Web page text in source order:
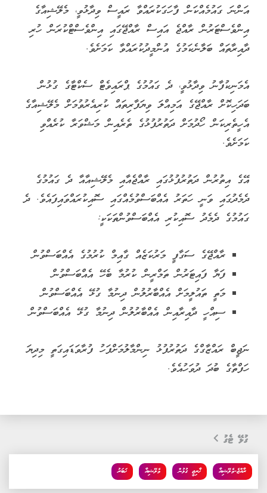
އަންނަ ގައުމެއްކަން ފާހަގަކުރައްވާ ރައީސް ވިދާޅުވީ، މެލޭޝިއާގެ
އިންވެސްޓަރުން ރާއްޖެ އައިސް ރާއްޖޭގައި އިންވެސްޓްކުރަން ހުރި
ދާއިރާތައް ބަލާނެކަމުގެ އުންމީދުކުރައްވާ ކަމަށެވެ.
އެމަނިކުފާނު ވިދާޅުވީ، ދެ ގައުމުގެ ޕްރައިވެޓް ސެކްޓާގެ ގުޅުން
ބަދަހިކޮށް ރާއްޖޭގެ އަމިއްލަ ވިޔަފާރިތައް ކުރިއެރުވުމަށް މެލޭޝިއާގެ
އެހީތެރިކަން ހޯދުމަށް ދަތުރުފުޅުގެ ތެރެއިން މަޝްވަރާ ކުރެއްވި
ކަމަށެވެ.
އޭގެ އިތުރުން ދަތުރުފުޅުގައި ރާއްޖެއާއި މެލޭޝިއާއާ ދެ ގައުމުގެ
ދެމެދުގައި ވަނީ ހަތަރު އެއްބަސްވުމެއްގައި ސޮއިކުރައްވައިފައެވެ. ދެ
ގައުމުގެ ދެމެދު ސޮއިކުރި އެއްބަސްވުންތަކަކީ:
ރާއްޖޭގެ ސަގާފީ މަރުކަޒެއް ގާއިމް ކުރުމުގެ އެއްބަސްވުން
ފަޔާ ފައިޓަރުން ތަމްރީން ކުރުމާ ބެހޭ އެއްބަސްވުން
މަތީ ތައުލީމަށް އެއްބާރުލުން ދިނުމާ ގުޅޭ އެއްބަސްވުން
ސިއްހީ ދާއިރާއިން އެއްބާރުލުން ދިނުމާ ގުޅޭ އެއްބަސްވުން
ނަޖީބް ރައްޒާގްގެ ދަތުރުފުޅު ނިންމާލުމަށްފަހު ފުރާވަޑައިގަތީ މިދިޔަ
ހަފްތާގެ ބުދަ ދުވަހުއެވެ.
ގުޅޭ ޓެގު
ޚަބަރު މެލޭޝިއާ ޚާރިޖީ ގުޅުން ރާއްޖެ-މެލޭޝިއާ